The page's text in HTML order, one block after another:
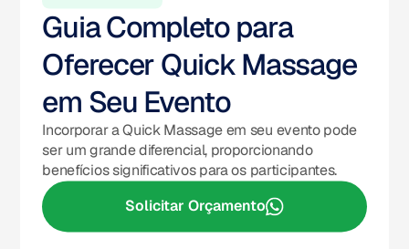
Guia Completo para
Oferecer Quick Massage
em Seu Evento
Incorporar a Quick Massage em seu evento pode
ser um grande diferencial, proporcionando
benefícios significativos para os participantes.
Solicitar Orçamento